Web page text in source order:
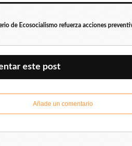
este post
Añade un comentario